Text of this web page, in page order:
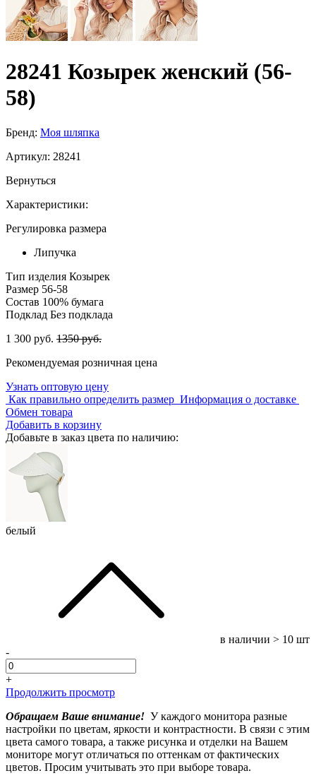
28241 Козырек женский (56-
58)
Бренд: Моя шляпка
Артикул: 28241
Вернуться
Характеристики:
Регулировка размера
Липучка
Тип изделия Козырек
Размер 56-58
Состав 100% бумага
Подклад Без подклада
1 300 руб. 1350 руб.
Рекомендуемая розничная цена
Узнать оптовую цену
Как правильно определить размер Информация о доставке
Обмен товара
Добавить в корзину
Добавьте в заказ цвета по наличию:
белый
в наличии > 10 шт
-
+
Продолжить просмотр
Обращаем Ваше внимание! У каждого монитора разные
настройки по цветам, яркости и контрастности. В связи с этим
цвета самого товара, а также рисунка и отделки на Вашем
мониторе могут отличаться по оттенкам от фактических
цветов. Просим учитывать это при выборе товара.